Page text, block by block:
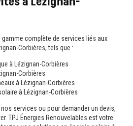
complète de services liés aux
Corbières, tels que :
à Lézignan-Corbières
Corbières
à Lézignan-Corbières
à Lézignan-Corbières
services ou pour demander un devis,
TPJ Énergies Renouvelables est votre